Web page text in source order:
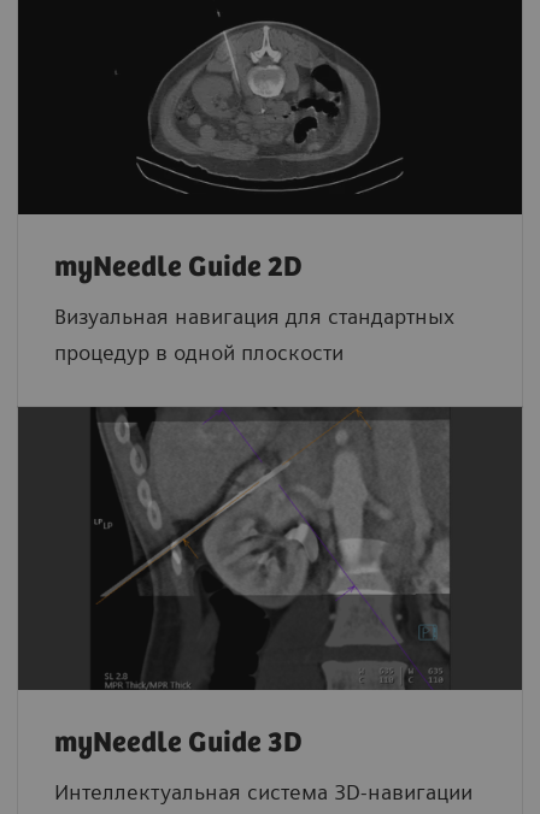
myNeedle Guide 2D
Визуальная навигация для стандартных
процедур в одной плоскости
myNeedle Guide 3D
Интеллектуальная система 3D-навигации